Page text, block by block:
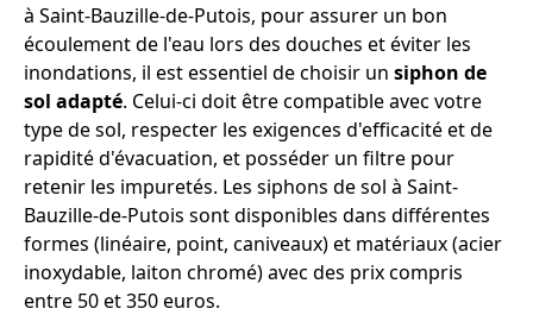
à Saint-Bauzille-de-Putois, pour assurer un bon
écoulement de l'eau lors des douches et éviter les
inondations, il est essentiel de choisir un siphon de
sol adapté. Celui-ci doit être compatible avec votre
type de sol, respecter les exigences d'efficacité et de
rapidité d'évacuation, et posséder un filtre pour
retenir les impuretés. Les siphons de sol à Saint-
Bauzille-de-Putois sont disponibles dans différentes
formes (linéaire, point, caniveaux) et matériaux (acier
inoxydable, laiton chromé) avec des prix compris
entre 50 et 350 euros.